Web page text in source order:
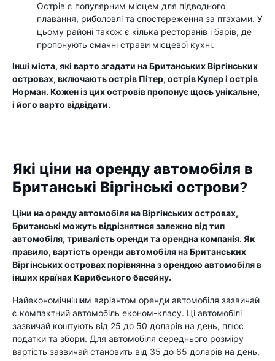
Острів є популярним місцем для підводного
плавання, риболовлі та спостереження за птахами. У
цьому районі також є кілька ресторанів і барів, де
пропонують смачні страви місцевої кухні.
Інші міста, які варто згадати на Британських Віргінських
островах, включають острів Пітер, острів Купер і острів
Норман. Кожен із цих островів пропонує щось унікальне,
і його варто відвідати.
Які ціни на оренду автомобіля в
Британські Віргінські острови?
Ціни на оренду автомобіля на Віргінських островах,
Британські можуть відрізнятися залежно від тип
автомобіля, тривалість оренди та орендна компанія. Як
правило, вартість оренди автомобіля на Британських
Віргінських островах порівнянна з орендою автомобіля в
інших країнах Карибського басейну.
Найекономічнішим варіантом оренди автомобіля зазвичай
є компактний автомобіль економ-класу. Ці автомобілі
зазвичай коштують від 25 до 50 доларів на день, плюс
податки та збори. Для автомобіля середнього розміру
вартість зазвичай становить від 35 до 65 доларів на день,